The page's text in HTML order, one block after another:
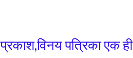
पत्रिका एक ही